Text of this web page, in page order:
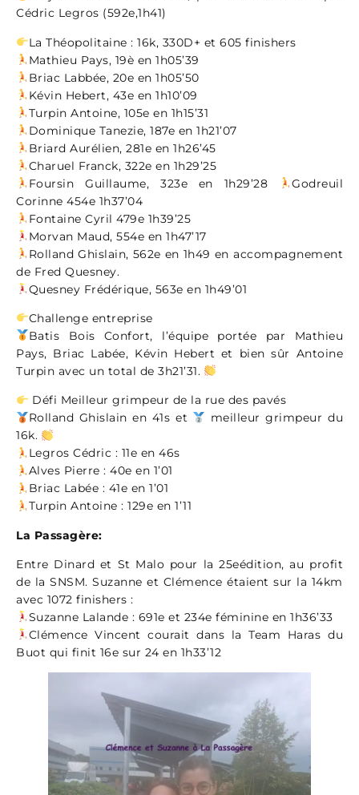
Cédric Legros (592e,1h41)
La Théopolitaine : 16k, 330D+ et 605 finishers
‍Mathieu Pays, 19è en 1h05’39
‍Briac Labbée, 20e en 1h05’50
‍Kévin Hebert, 43e en 1h10’09
Turpin Antoine, 105e en 1h15’31
‍Dominique Tanezie, 187e en 1h21’07
‍Briard Aurélien, 281e en 1h26’45
‍Charuel Franck, 322e en 1h29’25
‍Foursin Guillaume, 323e en 1h29’28
‍Godreuil
Corinne 454e 1h37’04
‍Fontaine Cyril 479e 1h39’25
Morvan Maud, 554e en 1h47’17
‍Rolland Ghislain, 562e en 1h49 en accompagnement
de Fred Quesney.
Quesney Frédérique, 563e en 1h49’01
Challenge entreprise
Batis Bois Confort, l’équipe portée par Mathieu
Pays, Briac Labée, Kévin Hebert et bien sûr Antoine
Turpin avec un total de 3h21’31.
Défi Meilleur grimpeur de la rue des pavés
Rolland Ghislain en 41s et
meilleur grimpeur du
16k.
Legros Cédric : 11e en 46s
Alves Pierre : 40e en 1’01
Briac Labée : 41e en 1’01
Turpin Antoine : 129e en 1’11
La Passagère:
Entre Dinard et St Malo pour la 25eédition, au profit
de la SNSM. Suzanne et Clémence étaient sur la 14km
avec 1072 finishers :
Suzanne Lalande : 691e et 234e féminine en 1h36’33
Clémence Vincent courait dans la Team Haras du
Buot qui finit 16e sur 24 en 1h33’12